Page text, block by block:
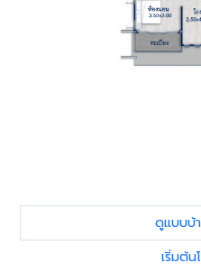
ดูแบบบ้
เริ่มต้น